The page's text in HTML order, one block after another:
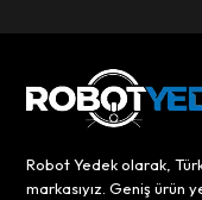
Robot Yedek olarak,
markasıyız. Geniş